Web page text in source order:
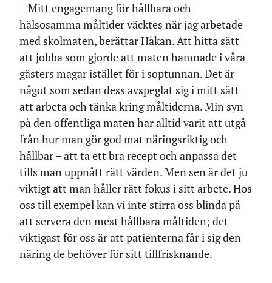
– Mitt engagemang för hållbara och
hälsosamma måltider väcktes när jag arbetade
med skolmaten, berättar Håkan. Att hitta sätt
att jobba som gjorde att maten hamnade i våra
gästers magar istället för i soptunnan. Det är
något som sedan dess avspeglat sig i mitt sätt
att arbeta och tänka kring måltiderna. Min syn
på den offentliga maten har alltid varit att utgå
från hur man gör god mat näringsriktig och
hållbar – att ta ett bra recept och anpassa det
tills man uppnått rätt värden. Men sen är det ju
viktigt att man håller rätt fokus i sitt arbete. Hos
oss till exempel kan vi inte stirra oss blinda på
att servera den mest hållbara måltiden; det
viktigast för oss är att patienterna får i sig den
näring de behöver för sitt tillfrisknande.